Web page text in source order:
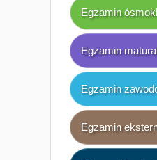
Egzamin
Egzamin
Egzamin
Egzamin